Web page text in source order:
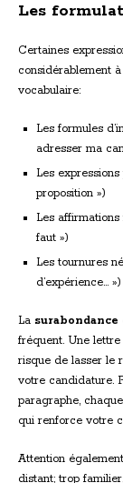
Les
Certaines
considérablement
vocabulaire:
Les formules
adresser ma
Les
proposition »)
Les affirmations
faut »)
Les tournures
d’expérience… »)
La
fréquent. Une
risque de lasser le
votre candidature.
paragraphe,
qui renforce votre
Attention
distant; trop